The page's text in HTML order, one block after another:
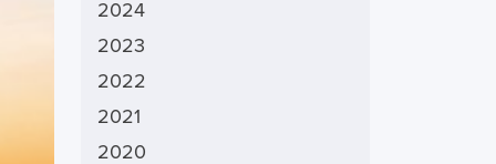
2024
2023
2022
2021
2020